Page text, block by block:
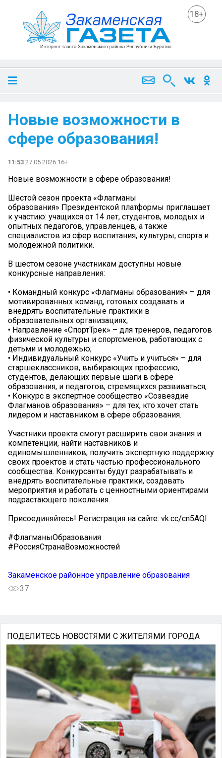
18+
Новые возможности в
сфере образования!
11:53 27.05.2026 16+
Новые возможности в сфере образования!
Шестой сезон проекта «Флагманы
образования» Президентской платформы приглашает
к участию: учащихся от 14 лет, студентов, молодых и
опытных педагогов, управленцев, а также
специалистов из сфер воспитания, культуры, спорта и
молодежной политики.
В шестом сезоне участникам доступны новые
конкурсные направления:
• Командный конкурс «Флагманы образования» – для
мотивированных команд, готовых создавать и
внедрять воспитательные практики в
образовательных организациях;
• Направление «СпортТрек» – для тренеров, педагогов
физической культуры и спортсменов, работающих с
детьми и молодежью;
• Индивидуальный конкурс «Учить и учиться» – для
старшеклассников, выбирающих профессию,
студентов, делающих первые шаги в сфере
образования, и педагогов, стремящихся развиваться;
• Конкурс в экспертное сообщество «Созвездие
Флагманов образования» – для тех, кто хочет стать
лидером и наставником в сфере образования.
Участники проекта смогут расширить свои знания и
компетенции, найти наставников и
единомышленников, получить экспертную поддержку
своих проектов и стать частью профессионального
сообщества. Конкурсанты будут разрабатывать и
внедрять воспитательные практики, создавать
мероприятия и работать с ценностными ориентирами
подрастающего поколения.
Присоединяйтесь! Регистрация на сайте: vk.cc/cn5AQI
#ФлагманыОбразования
#РоссияСтранаВозможностей
Закаменское районное управление образования
37
ПОДЕЛИТЕСЬ НОВОСТЯМИ С ЖИТЕЛЯМИ ГОРОДА